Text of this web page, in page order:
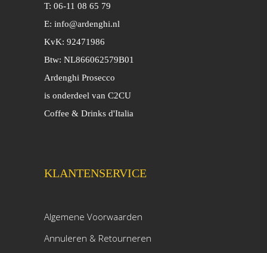
T: 06-11 08 65 79
E: info@ardenghi.nl
KvK: 92471986
Btw: NL866062579B01
Ardenghi Prosecco
is onderdeel van C2CU
Coffee & Drinks d'Italia
KLANTENSERVICE
Algemene Voorwaarden
Annuleren & Retourneren